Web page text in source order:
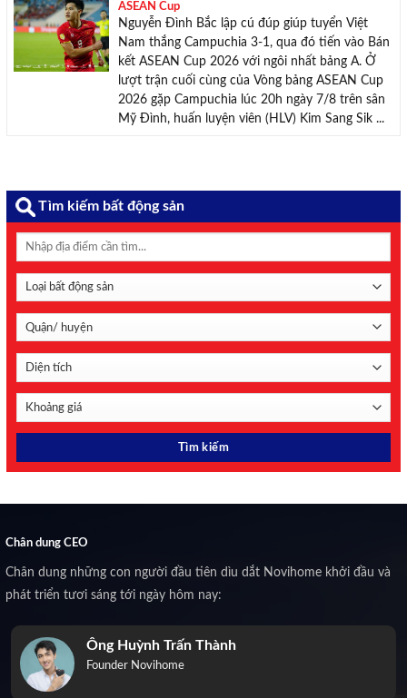
ASEAN Cup
Nguyễn Đình Bắc lập cú đúp giúp tuyển Việt
Nam thắng Campuchia 3-1, qua đó tiến vào Bán
kết ASEAN Cup 2026 với ngôi nhất bảng A. Ở
lượt trận cuối cùng của Vòng bảng ASEAN Cup
2026 gặp Campuchia lúc 20h ngày 7/8 trên sân
Mỹ Đình, huấn luyện viên (HLV) Kim Sang Sik ...
Tìm kiếm bất động sản
Chân dung CEO
Chân dung những con người đầu tiên dìu dắt Novihome khởi đầu và
phát triển tươi sáng tới ngày hôm nay:
Ông Huỳnh Trấn Thành
Founder Novihome